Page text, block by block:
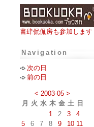
書肆侃侃房も参加します
Navigation
次の日
前の日
< 2003-05 >
月
火 水 木 金 土 日
1
2 3
4
5
6 7 8 9 10 11